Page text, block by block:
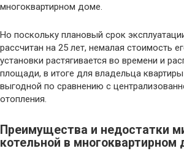
многоквартирном доме.
Но поскольку плановый срок
рассчитан на 25 лет, немалая стоимость
установки растягивается во времени и
площади, в итоге для владельца
выгодной по сравнению с
отопления.
​Преимущества и недостатки
котельной в многоквартирном